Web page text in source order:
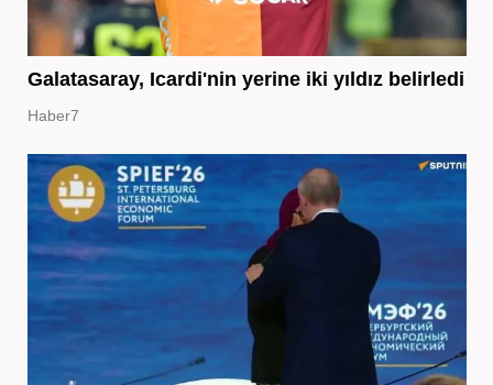
Galatasaray, Icardi'nin yerine iki yıldız belirledi
Haber7